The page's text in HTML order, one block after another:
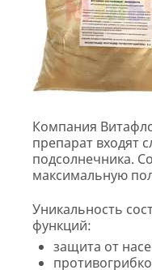
Компания
препарат входят
подсолнечника.
максимальную
Уникальность
функций:
защита от